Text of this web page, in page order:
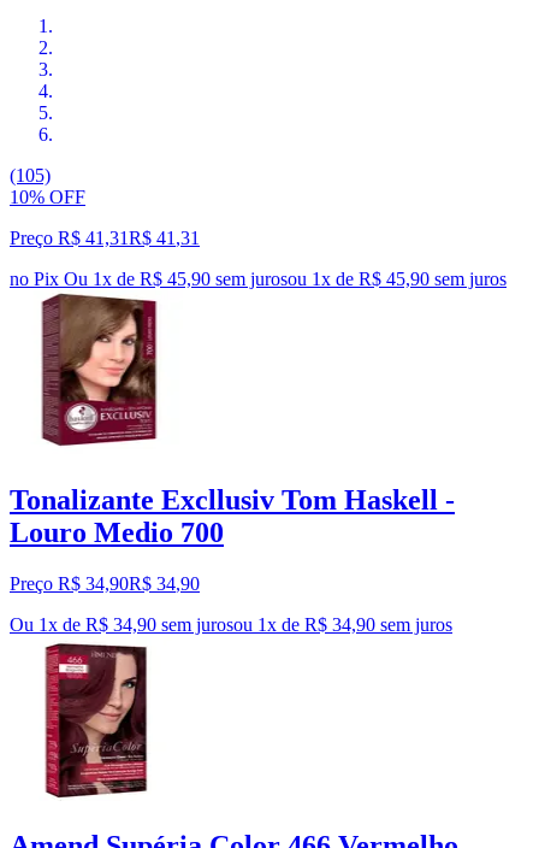
(105)
10% OFF
Preço R$ 41,31R$ 41 ,31
no Pix Ou 1x de R$ 45,90 sem jurosou 1x de R$ 45,90 sem juros
Tonalizante Excllusiv Tom Haskell -
Louro Medio 700
Preço R$ 34,90R$ 34,90
Ou 1x de R$ 34,90 sem jurosou 1x de R$ 34,90 sem juros